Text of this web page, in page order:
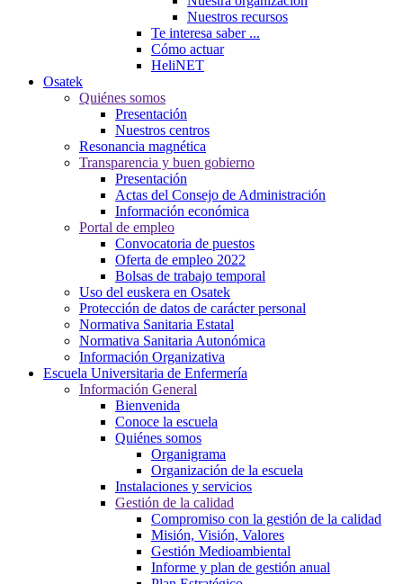
Nuestros recursos
Te interesa saber ...
Cómo actuar
HeliNET
Osatek
Quiénes somos
Presentación
Nuestros centros
Resonancia magnética
Transparencia y buen gobierno
Presentación
Actas del Consejo de Administración
Información económica
Portal de empleo
Convocatoria de puestos
Oferta de empleo 2022
Bolsas de trabajo temporal
Uso del euskera en Osatek
Protección de datos de carácter personal
Normativa Sanitaria Estatal
Normativa Sanitaria Autonómica
Información Organizativa
Escuela Universitaria de Enfermería
Información General
Bienvenida
Conoce la escuela
Quiénes somos
Organigrama
Organización de la escuela
Instalaciones y servicios
Gestión de la calidad
Compromiso con la gestión de la calidad
Misión, Visión, Valores
Gestión Medioambiental
Informe y plan de gestión anual